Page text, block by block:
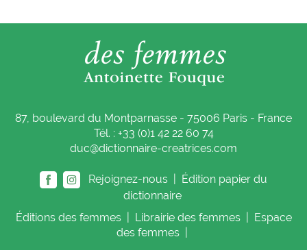
87, boulevard du Montparnasse - 75006 Paris - France
Tél. : +33 (0)1 42 22 60 74
duc@dictionnaire-creatrices.com
Rejoignez-nous |
Édition papier du
dictionnaire
Éditions des femmes Librairie des femmes
Espace
des femmes